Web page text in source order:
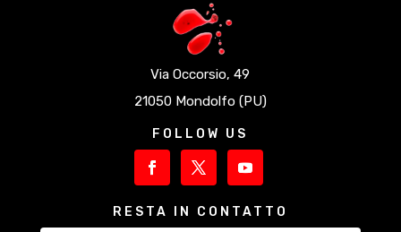
Via Occorsio, 49
21050 Mondolfo (PU)
FOLLOW US
RESTA IN CONTATTO